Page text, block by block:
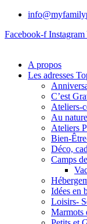
Facebook-f Instagram
A propos
Les adresses
C’est
Ateliers-
Au
Ateliers
Bien-
Déco,
Camps
Idées en
Loisirs-
Marmots